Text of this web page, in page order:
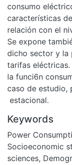
consumo
características
relación con el
Se expone
dicho sector y la
tarifas eléctricas.
la funci6n
caso de estudio,
estacional.
Keywords
Power
Socioeconomic
sciences,